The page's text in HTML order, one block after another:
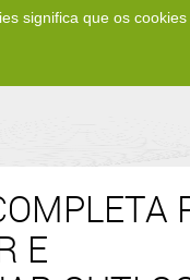
significa que os
E